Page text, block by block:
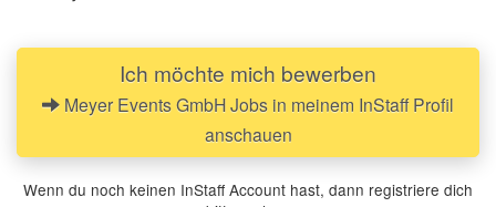
Ich möchte mich bewerben
Meyer Events GmbH Jobs in meinem InStaff Profil
anschauen
Wenn du noch keinen InStaff Account hast, dann registriere dich